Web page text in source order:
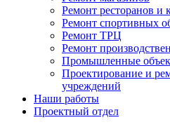
Ремонт ресторанов и
Ремонт спортивных
Ремонт ТРЦ
Ремонт
Промышленные
Проектирование и
учреждений
Наши работы
Проектный отдел